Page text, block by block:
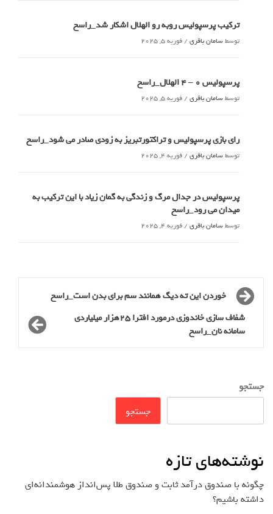
ترکیب پرسپولیس روبه رو الهلال اشکار شد_راسخ
توسطسامان باقری / فوریه 5, 2025
پرسپولیس 0 – ۴ الهلال_راسخ
توسطسامان باقری / فوریه 5, 2025
رای بازی پرسپولیس و تراکتورتبریز به زودی صادر می شود_راسخ
توسطسامان باقری / فوریه 4, 2025
پرسپولیس در جدال مرگ و زندگی به گمان زیاد با این ترکیب به
میدان می رود_راسخ
توسطسامان باقری / فوریه 4, 2025
خوردن این ته دیگ همانند سم برای بدن است_راسخ
شفاف سازی خاندوزی درمورد افترا 25هزار میلیاردی
سامانه نان_راسخ
جستجو
جستجو
نوشته‌های تازه
چگونه با صندوق درآمد ثابت و صندوق طلا پس‌انداز هوشمندانه‌ای
داشته باشیم؟